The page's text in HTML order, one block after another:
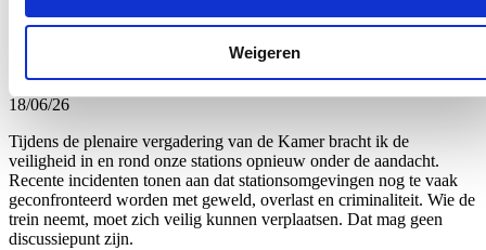
Weigeren
BrandweerFederaal ParlementVeiligheidplenaire vraag
Plenaire vraag over de veiligheid van onze stations
18/06/26
Tijdens de plenaire vergadering van de Kamer bracht ik de
veiligheid in en rond onze stations opnieuw onder de aandacht.
Recente incidenten tonen aan dat stationsomgevingen nog te vaak
geconfronteerd worden met geweld, overlast en criminaliteit. Wie de
trein neemt, moet zich veilig kunnen verplaatsen. Dat mag geen
discussiepunt zijn.